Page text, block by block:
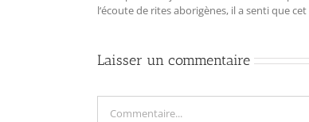
l‘écoute de rites aborigènes, il a senti que
Laisser un commentaire